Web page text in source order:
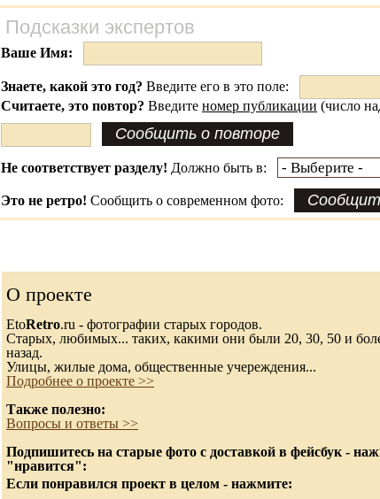
Подсказки экспертов
Ваше Имя:
Знаете, какой это год? Введите его в это поле:
Считаете, это повтор? Введите номер публикации (число
Не соответствует разделу! Должно быть в:
Это не ретро! Сообщить о современном фото:
О проекте
EtoRetro.ru - фотографии старых городов.
Старых, любимых... таких, какими они были 20, 30, 50 и
назад.
Улицы, жилые дома, общественные учереждения...
Подробнее о проекте >>
Также полезно:
Вопросы и ответы >>
Подпишитесь на старые фото с доставкой в фейсбук -
"нравится":
Если понравился проект в целом - нажмите: